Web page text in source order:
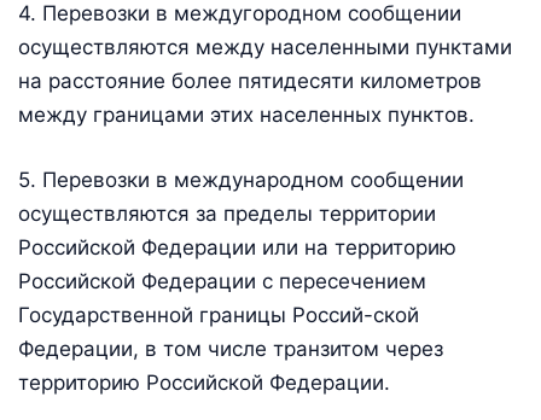
4. Перевозки в междугородном сообщении
осуществляются между населенными пунктами
на расстояние более пятидесяти километров
между границами этих населенных пунктов.
5. Перевозки в международном сообщении
осуществляются за пределы территории
Российской Федерации или на территорию
Российской Федерации с пересечением
Государственной границы Россий-ской
Федерации, в том числе транзитом через
территорию Российской Федерации.